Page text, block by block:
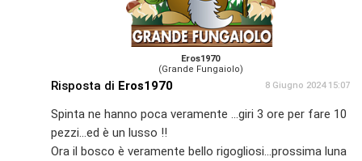
Eros1970
(Grande Fungaiolo)
Risposta di Eros1970 8 Giugno 2024 15:07
Spinta ne hanno poca veramente ...giri 3 ore per fare 10
pezzi...ed è un lusso !!
Ora il bosco è veramente bello rigogliosi...prossima luna